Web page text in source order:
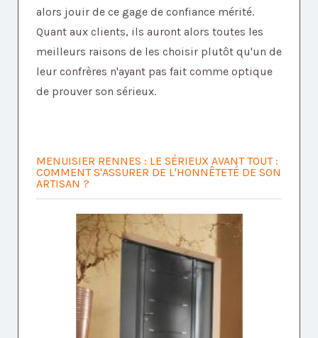
alors jouir de ce gage de confiance mérité.
Quant aux clients, ils auront alors toutes les
meilleurs raisons de les choisir plutôt qu'un de
leur confrères n'ayant pas fait comme optique
de prouver son sérieux.
MENUISIER RENNES : LE SÉRIEUX AVANT TOUT :
COMMENT S'ASSURER DE L'HONNÊTETÉ DE SON
ARTISAN ?